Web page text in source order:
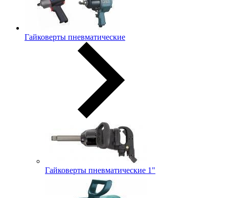
Гайковерты пневматические
Гайковерты пневматические 1"